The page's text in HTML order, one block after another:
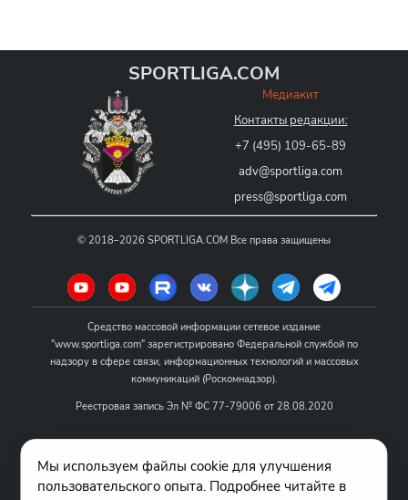
SPORTLIGA.COM
Медиакит
Контакты редакции:
+7 (495) 109-65-89
adv@sportliga.com
press@sportliga.com
© 2018–2026 SPORTLIGA.COM Все права защищены
Средство массовой информации сетевое издание
"www.sportliga.com" зарегистрировано Федеральной службой по
надзору в сфере связи, информационных технологий и массовых
коммуникаций (Роскомнадзор).
Реестровая запись Эл № ФС 77-79006 от 28.08.2020
Название - www.sportliga.com
Учредитель СМИ сетевого издания "www.sportliga.com": ИП Чамин
О.Н.
Мы используем файлы cookie для улучшения
пользовательского опыта. Подробнее читайте в